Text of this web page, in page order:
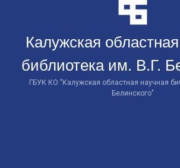
Калужская
библиотека им. В.Г.
ГБУК КО "Калужская областная научная
Белинского"